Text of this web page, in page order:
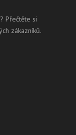
Přečtěte si
zákazníků.